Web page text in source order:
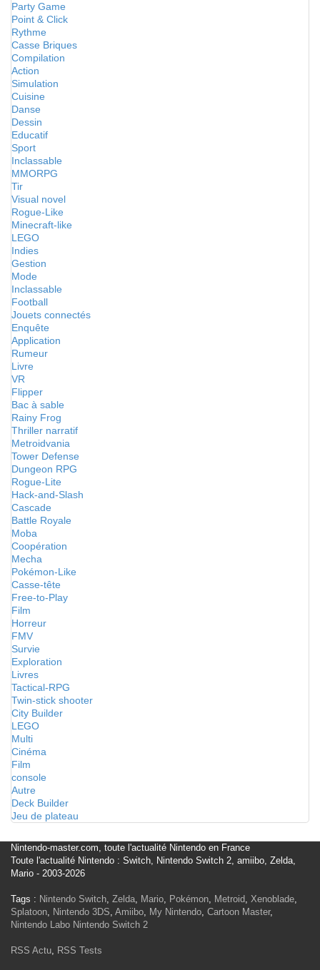
Party Game
Point & Click
Rythme
Casse Briques
Compilation
Action
Simulation
Cuisine
Danse
Dessin
Educatif
Sport
Inclassable
MMORPG
Tir
Visual novel
Rogue-Like
Minecraft-like
LEGO
Indies
Gestion
Mode
Inclassable
Football
Jouets connectés
Enquête
Application
Rumeur
Livre
VR
Flipper
Bac à sable
Rainy Frog
Thriller narratif
Metroidvania
Tower Defense
Dungeon RPG
Rogue-Lite
Hack-and-Slash
Cascade
Battle Royale
Moba
Coopération
Mecha
Pokémon-Like
Casse-tête
Free-to-Play
Film
Horreur
FMV
Survie
Exploration
Livres
Tactical-RPG
Twin-stick shooter
City Builder
LEGO
Multi
Cinéma
Film
console
Autre
Deck Builder
Jeu de plateau
Nintendo-master.com, toute l'actualité Nintendo en France
Toute l'actualité Nintendo : Switch, Nintendo Switch 2, amiibo, Zelda,
Mario - 2003-2026
Tags : Nintendo Switch, Zelda, Mario, Pokémon, Metroid, Xenoblade,
Splatoon, Nintendo 3DS, Amiibo, My Nintendo, Cartoon Master,
Nintendo Labo Nintendo Switch 2
RSS Actu, RSS Tests